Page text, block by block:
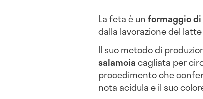
La feta è unformaggio di
dalla lavorazione del
Il suo metodo di
salamoiacagliata per
procedimento che
nota acidula e il suo